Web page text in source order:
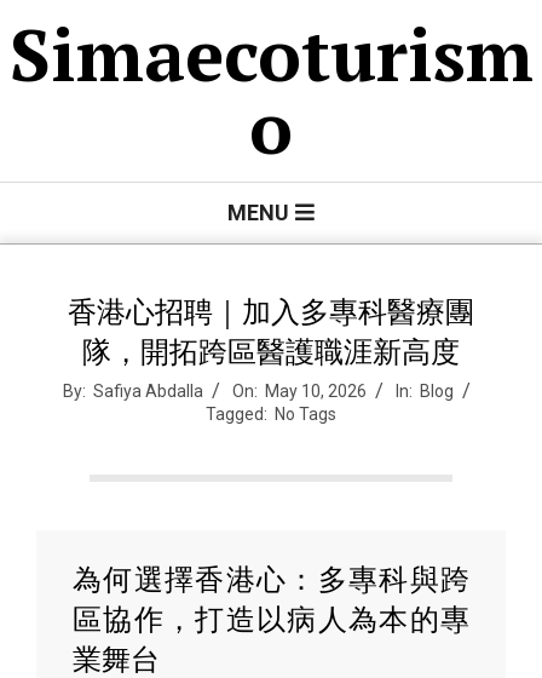
to
content
Simaecoturism
o
MENU
香港心招聘｜加入多專科醫療團
隊，開拓跨區醫護職涯新高度
By: Safiya Abdalla On: May 10, 2026 In: Blog
Tagged: No Tags
為何選擇香港心：多專科與跨
區協作，打造以病人為本的專
業舞台